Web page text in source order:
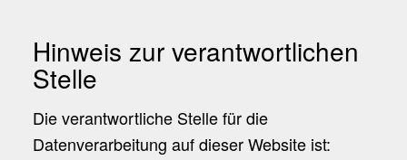
Hinweis zur verantwortlichen
Stelle
Die verantwortliche Stelle für die
Datenverarbeitung auf dieser Website ist: